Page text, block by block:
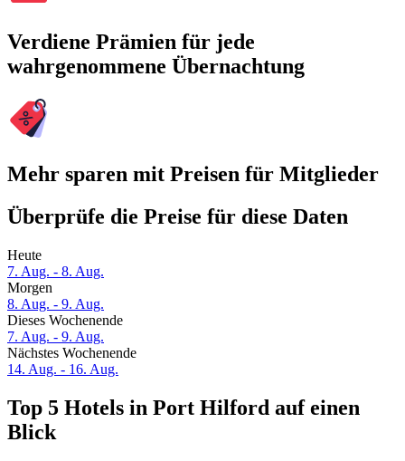
Verdiene Prämien für jede
wahrgenommene Übernachtung
Mehr sparen mit Preisen für Mitglieder
Überprüfe die Preise für diese Daten
Heute
7. Aug. - 8. Aug.
Morgen
8. Aug. - 9. Aug.
Dieses Wochenende
7. Aug. - 9. Aug.
Nächstes Wochenende
14. Aug. - 16. Aug.
Top 5 Hotels in Port Hilford auf einen
Blick